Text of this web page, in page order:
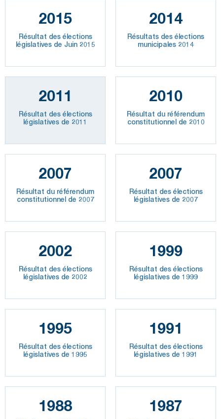
2015
Résultat des élections
législatives de Juin 2015
2014
Résultats des élections
municipales 2014
2011
Résultat des élections
législatives de 2011
2010
Résultat du référendum
constitutionnel de 2010
2007
Résultat du référendum
constitutionnel de 2007
2007
Résultat des élections
législatives de 2007
2002
Résultat des élections
législatives de 2002
1999
Résultat des élections
législatives de 1999
1995
Résultat des élections
législatives de 1995
1991
Résultat des élections
législatives de 1991
1988 1987